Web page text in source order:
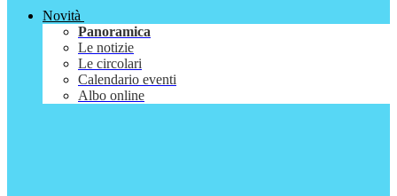
Novità
Panoramica
Le notizie
Le circolari
Calendario eventi
Albo online